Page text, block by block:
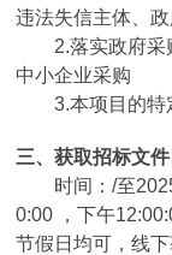
违法失信主体、
2.落实政府
中小企业采购
3.本项目的
三、获取招标文件
时间：/至
0:00 ，下午
节假日均可，线